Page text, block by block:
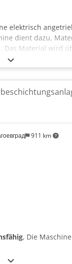
elektrisch
dient dazu,
Material wird
Hauptschalter,
besichtigt
911 km
, Die